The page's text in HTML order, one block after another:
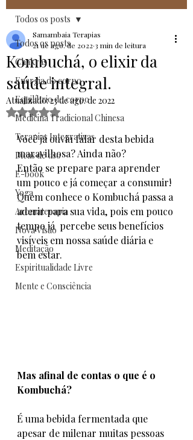
Todos os posts
Chakras
Energia do corpo
Equilíbrio do corpo
Medicina Tradicional Chinesa
Terapias Integrativas
Dicas de uso
E-book
Yoga
Aromaterapia
Nova Visão
Meditação
Espiritualidade Livre
Mente e Consciência
Todos os posts
Kombuchá, o elixir da
saúde integral.
Samambaia Terapias
21 de ago. de 2022 3 min de leitura
Atualizado:23 de ago. de 2022
Avaliado com NaN de 5 estrelas.
Você já ouviu falar desta bebida
maravilhosa? Ainda não?
Então se prepare para aprender
um pouco e já começar a consumir!
Quem conhece o Kombuchá passa a
aderir para sua vida, pois em pouco
tempo já  percebe seus benefícios
visíveis em nossa saúde diária e
bem estar.
Mas afinal de contas o que é o
Kombuchá?
É uma bebida fermentada que
apesar de milenar muitas pessoas